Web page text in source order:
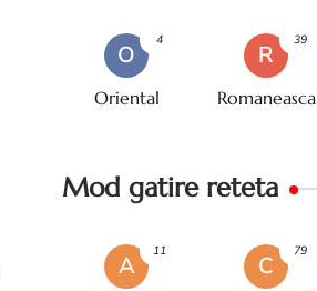
O
Oriental
4
R
Romaneasca
39
Mod gatire reteta
A
11
C
79